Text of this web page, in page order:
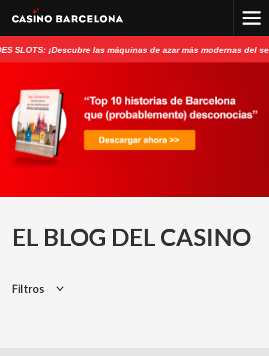
¡Descubre las máquinas de azar más modernas del sector!
EL BLOG DEL CASINO
Filtros